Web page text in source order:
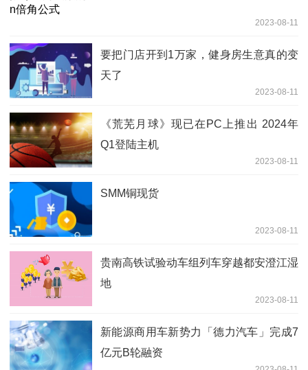
2023-08-11
要把门店开到1万家，健身房生意真的变
天了
2023-08-11
《荒芜月球》现已在PC上推出 2024年
Q1登陆主机
2023-08-11
SMM铜现货
2023-08-11
贵南高铁试验动车组列车穿越都安澄江湿
地
2023-08-11
新能源商用车新势力「德力汽车」完成7
亿元B轮融资